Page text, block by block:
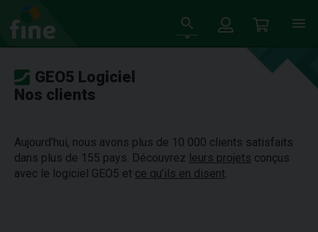
GEO5 Logiciel
Nos clients
Aujourd’hui, nous avons plus de 10 000 clients satisfaits
dans plus de 155 pays. Découvrez leurs projets conçus
avec le logiciel GEO5 et ce qu’ils en disent.